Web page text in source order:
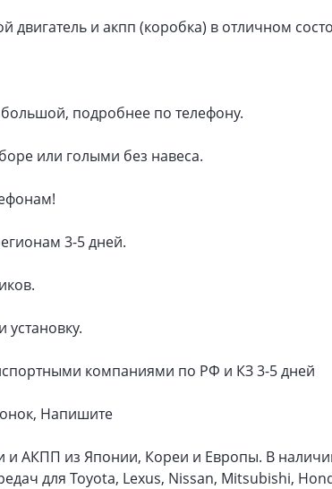
двигатель и акпп (коробка) в отличном
подробнее по телефону.
или голыми без навеса.
3-5 дней.
установку.
компаниями по РФ и КЗ 3-5 дней
Напишите
и АКПП из Японии, Кореи и Европы. В
для Toyota, Lexus, Nissan, Mitsubishi,